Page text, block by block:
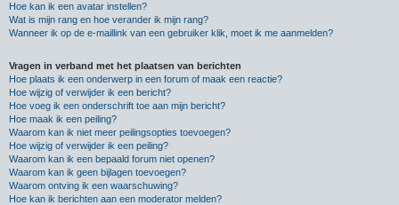
Hoe kan ik een avatar instellen?
Wat is mijn rang en hoe verander ik mijn rang?
Wanneer ik op de e-maillink van een gebruiker klik, moet ik me aanmelden?
Vragen in verband met het plaatsen van berichten
Hoe plaats ik een onderwerp in een forum of maak een reactie?
Hoe wijzig of verwijder ik een bericht?
Hoe voeg ik een onderschrift toe aan mijn bericht?
Hoe maak ik een peiling?
Waarom kan ik niet meer peilingsopties toevoegen?
Hoe wijzig of verwijder ik een peiling?
Waarom kan ik een bepaald forum niet openen?
Waarom kan ik geen bijlagen toevoegen?
Waarom ontving ik een waarschuwing?
Hoe kan ik berichten aan een moderator melden?